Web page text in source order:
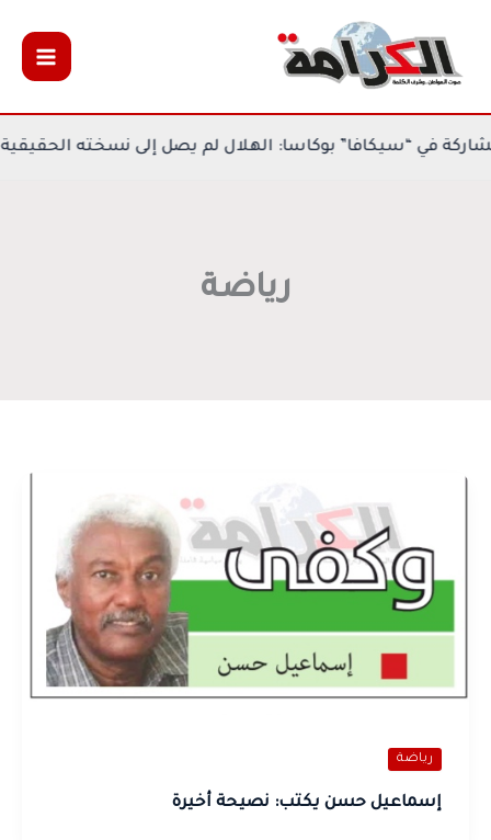
المحتوى
مكتسبات المشاركة في “سيكافا” بوكاسا: الهلال لم يصل
رياضة
رياضة
إسماعيل حسن يكتب: نصيحة أخيرة